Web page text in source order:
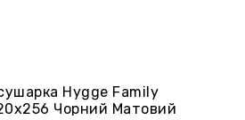
Hygge Family
Чорний Матовий